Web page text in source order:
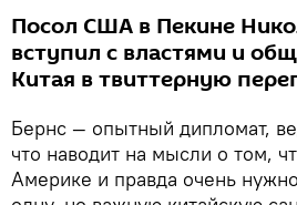
Посол США в Пекине
вступил с властями и
Китая в твиттерную
Бернс — опытный дипломат,
что наводит на мысли о том,
Америке и правда очень